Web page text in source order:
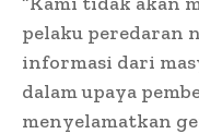
pelaku peredaran
informasi dari
dalam upaya
menyelamatkan